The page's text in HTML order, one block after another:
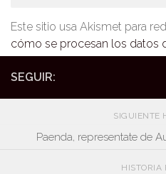
Este sitio usa Akismet para
cómo se procesan los datos
SEGUIR:
SIGUIENTE
Paenda, representate de
HISTORIA